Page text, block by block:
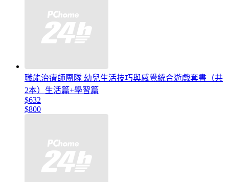
職能治療師團隊 幼兒生活技巧與感覺統合遊戲套書（共
2本）生活篇+學習篇
$632
$800